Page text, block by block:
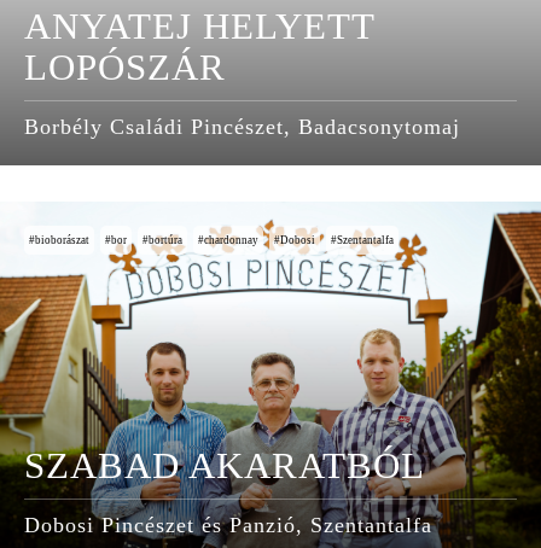
ANYATEJ HELYETT
LOPÓSZÁR
Borbély Családi Pincészet, Badacsonytomaj
bioborászat bor bortúra chardonnay Dobosi Szentantalfa
SZABAD AKARATBÓL
Dobosi Pincészet és Panzió, Szentantalfa